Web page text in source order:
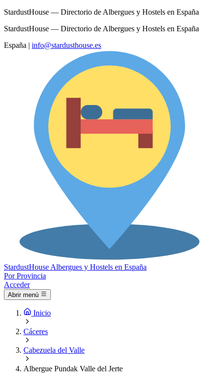
StardustHouse — Directorio de Albergues y Hostels en España
StardustHouse — Directorio de Albergues y Hostels en España
España | info@stardusthouse.es
StardustHouse Albergues y Hostels en España
Por Provincia
Acceder
Abrir menú
Inicio
Cáceres
Cabezuela del Valle
Albergue Pundak Valle del Jerte